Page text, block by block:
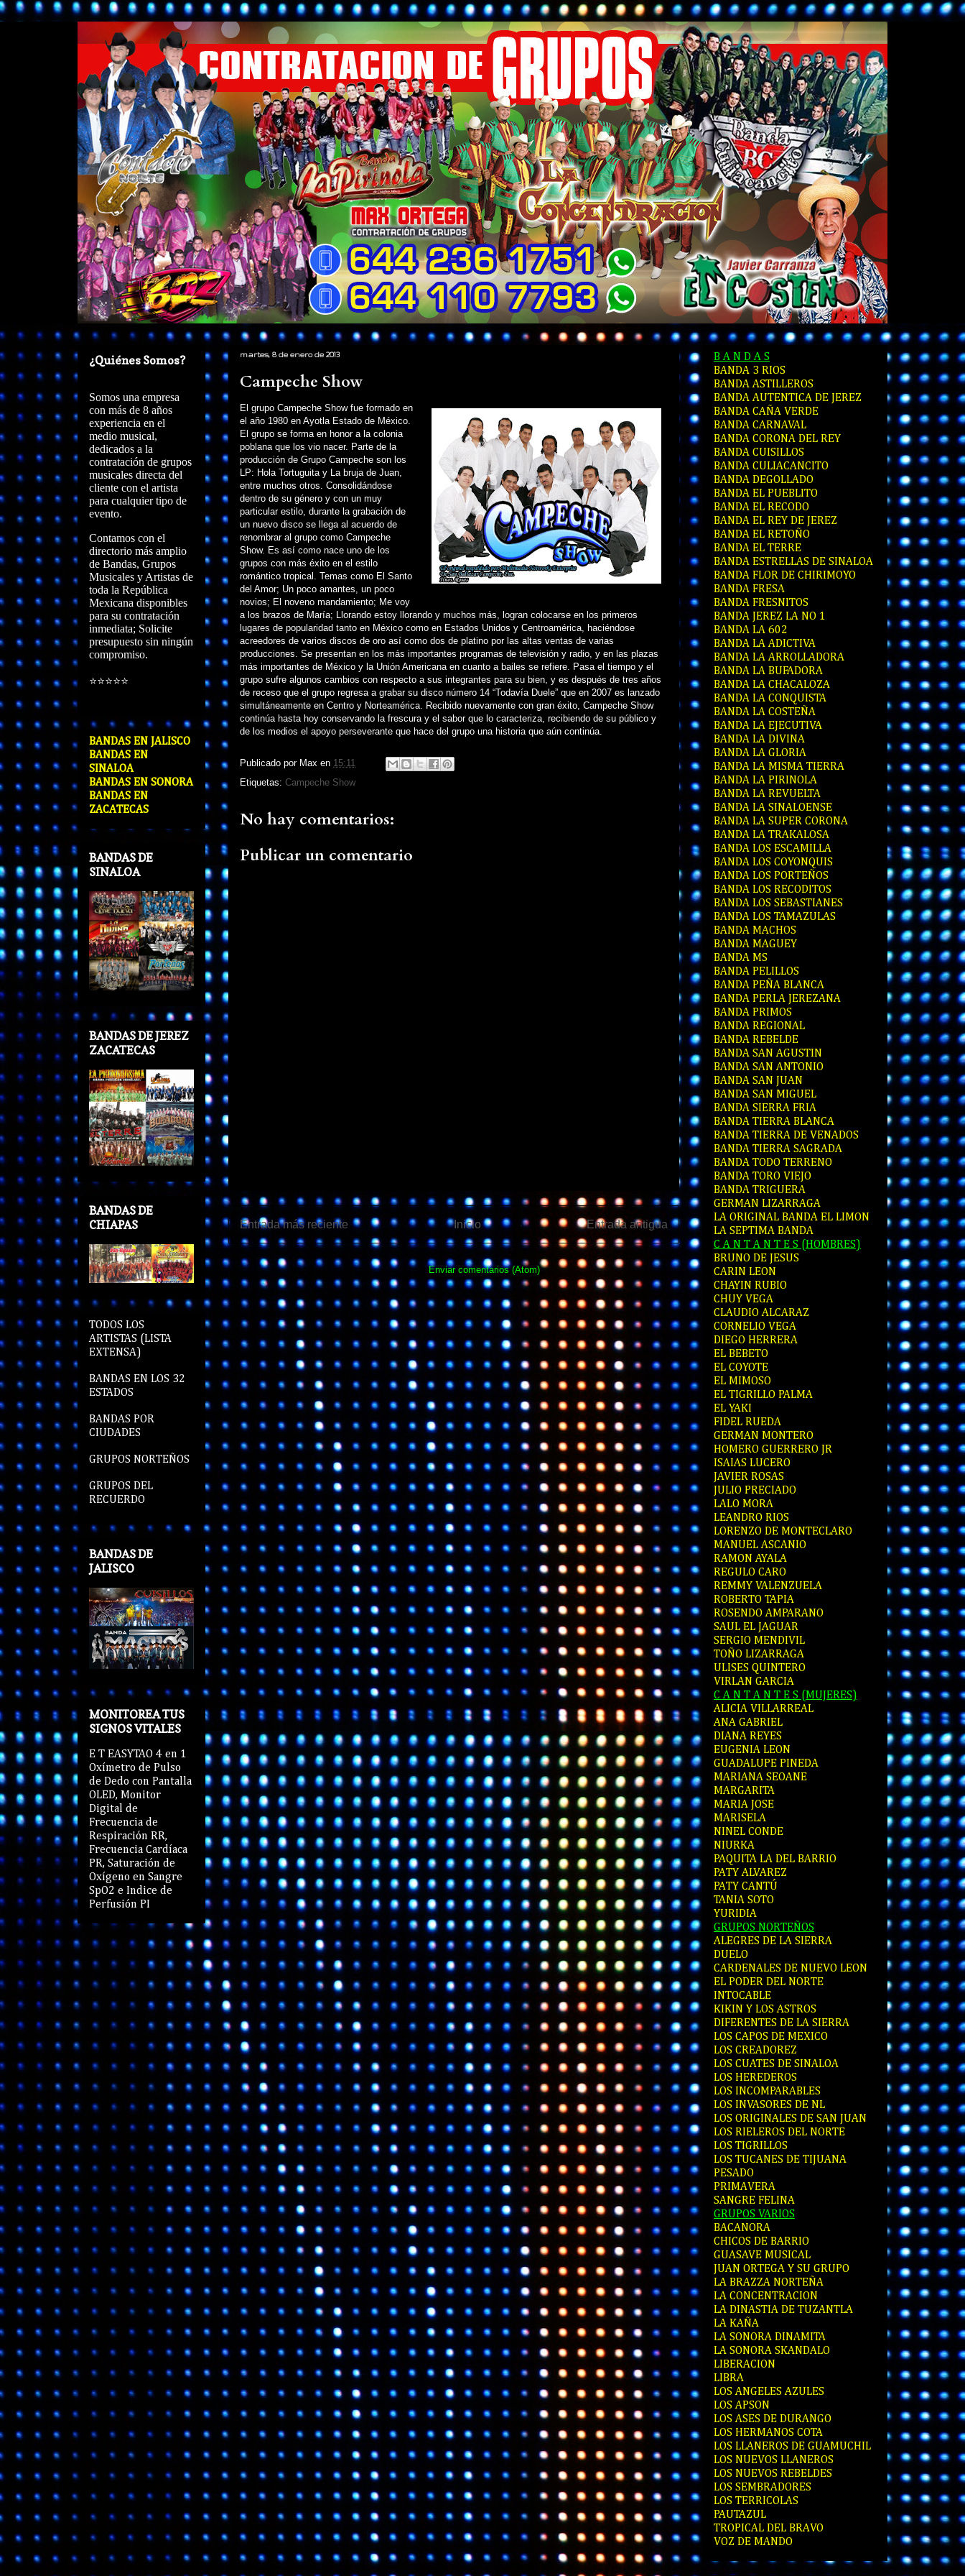
martes, 8 de enero de 2013
Campeche Show
El grupo Campeche Show fue formado en
el año 1980 en Ayotla Estado de México.
El grupo se forma en honor a la colonia
poblana que los vio nacer. Parte de la
producción de Grupo Campeche son los
LP: Hola Tortuguita y La bruja de Juan,
entre muchos otros. Consolidándose
dentro de su género y con un muy
particular estilo, durante la grabación de
un nuevo disco se llega al acuerdo de
renombrar al grupo como Campeche
Show. Es así como nace uno de los
grupos con más éxito en el estilo
romántico tropical. Temas como El Santo
del Amor; Un poco amantes, un poco
novios; El noveno mandamiento; Me voy
a los brazos de María; Llorando estoy llorando y muchos más, logran colocarse en los primeros
lugares de popularidad tanto en México como en Estados Unidos y Centroamérica, haciéndose
acreedores de varios discos de oro así como dos de platino por las altas ventas de varias
producciones. Se presentan en los más importantes programas de televisión y radio, y en las plazas
más importantes de México y la Unión Americana en cuanto a bailes se refiere. Pasa el tiempo y el
grupo sufre algunos cambios con respecto a sus integrantes para su bien, y es después de tres años
de receso que el grupo regresa a grabar su disco número 14 “Todavía Duele” que en 2007 es lanzado
simultáneamente en Centro y Norteamérica. Recibido nuevamente con gran éxito, Campeche Show
continúa hasta hoy conservando la frescura y el sabor que lo caracteriza, recibiendo de su público y
de los medios el apoyo perseverante que hace del grupo una historia que aún continúa.
Publicado por Max en 15:11
Etiquetas: Campeche Show
No hay comentarios:
Publicar un comentario
Entrada más reciente Entrada antigua
Inicio
Suscribirse a:Enviar comentarios (Atom)
¿Quiénes Somos?
Somos una empresa
con más de 8 años
experiencia en el
medio musical,
dedicados a la
contratación de grupos
musicales directa del
cliente con el artista
para cualquier tipo de
evento.
Contamos con el
directorio más amplio
de Bandas, Grupos
Musicales y Artistas de
toda la República
Mexicana disponibles
para su contratación
inmediata; Solicite
presupuesto sin ningún
compromiso.
⭐⭐⭐⭐⭐
BANDAS EN JALISCO
BANDAS EN
SINALOA
BANDAS EN SONORA
BANDAS EN
ZACATECAS
BANDAS DE
SINALOA
BANDAS DE JEREZ
ZACATECAS
BANDAS DE
CHIAPAS
TODOS LOS
ARTISTAS (LISTA
EXTENSA)
BANDAS EN LOS 32
ESTADOS
BANDAS POR
CIUDADES
GRUPOS NORTEÑOS
GRUPOS DEL
RECUERDO
BANDAS DE
JALISCO
MONITOREA TUS
SIGNOS VITALES
E T EASYTAO 4 en 1
Oxímetro de Pulso
de Dedo con Pantalla
OLED, Monitor
Digital de
Frecuencia de
Respiración RR,
Frecuencia Cardíaca
PR, Saturación de
Oxígeno en Sangre
SpO2 e Indice de
Perfusión PI
B A N D A S
BANDA 3 RIOS
BANDA ASTILLEROS
BANDA AUTENTICA DE JEREZ
BANDA CAÑA VERDE
BANDA CARNAVAL
BANDA CORONA DEL REY
BANDA CUISILLOS
BANDA CULIACANCITO
BANDA DEGOLLADO
BANDA EL PUEBLITO
BANDA EL RECODO
BANDA EL REY DE JEREZ
BANDA EL RETOÑO
BANDA EL TERRE
BANDA ESTRELLAS DE SINALOA
BANDA FLOR DE CHIRIMOYO
BANDA FRESA
BANDA FRESNITOS
BANDA JEREZ LA NO 1
BANDA LA 602
BANDA LA ADICTIVA
BANDA LA ARROLLADORA
BANDA LA BUFADORA
BANDA LA CHACALOZA
BANDA LA CONQUISTA
BANDA LA COSTEÑA
BANDA LA EJECUTIVA
BANDA LA DIVINA
BANDA LA GLORIA
BANDA LA MISMA TIERRA
BANDA LA PIRINOLA
BANDA LA REVUELTA
BANDA LA SINALOENSE
BANDA LA SUPER CORONA
BANDA LA TRAKALOSA
BANDA LOS ESCAMILLA
BANDA LOS COYONQUIS
BANDA LOS PORTEÑOS
BANDA LOS RECODITOS
BANDA LOS SEBASTIANES
BANDA LOS TAMAZULAS
BANDA MACHOS
BANDA MAGUEY
BANDA MS
BANDA PELILLOS
BANDA PEÑA BLANCA
BANDA PERLA JEREZANA
BANDA PRIMOS
BANDA REGIONAL
BANDA REBELDE
BANDA SAN AGUSTIN
BANDA SAN ANTONIO
BANDA SAN JUAN
BANDA SAN MIGUEL
BANDA SIERRA FRIA
BANDA TIERRA BLANCA
BANDA TIERRA DE VENADOS
BANDA TIERRA SAGRADA
BANDA TODO TERRENO
BANDA TORO VIEJO
BANDA TRIGUERA
GERMAN LIZARRAGA
LA ORIGINAL BANDA EL LIMON
LA SEPTIMA BANDA
C A N T A N T E S (HOMBRES)
BRUNO DE JESUS
CARIN LEON
CHAYIN RUBIO
CHUY VEGA
CLAUDIO ALCARAZ
CORNELIO VEGA
DIEGO HERRERA
EL BEBETO
EL COYOTE
EL MIMOSO
EL TIGRILLO PALMA
EL YAKI
FIDEL RUEDA
GERMAN MONTERO
HOMERO GUERRERO JR
ISAIAS LUCERO
JAVIER ROSAS
JULIO PRECIADO
LALO MORA
LEANDRO RIOS
LORENZO DE MONTECLARO
MANUEL ASCANIO
RAMON AYALA
REGULO CARO
REMMY VALENZUELA
ROBERTO TAPIA
ROSENDO AMPARANO
SAUL EL JAGUAR
SERGIO MENDIVIL
TOÑO LIZARRAGA
ULISES QUINTERO
VIRLAN GARCIA
C A N T A N T E S (MUJERES)
ALICIA VILLARREAL
ANA GABRIEL
DIANA REYES
EUGENIA LEON
GUADALUPE PINEDA
MARIANA SEOANE
MARGARITA
MARIA JOSE
MARISELA
NINEL CONDE
NIURKA
PAQUITA LA DEL BARRIO
PATY ALVAREZ
PATY CANTÚ
TANIA SOTO
YURIDIA
GRUPOS NORTEÑOS
ALEGRES DE LA SIERRA
DUELO
CARDENALES DE NUEVO LEON
EL PODER DEL NORTE
INTOCABLE
KIKIN Y LOS ASTROS
DIFERENTES DE LA SIERRA
LOS CAPOS DE MEXICO
LOS CREADOREZ
LOS CUATES DE SINALOA
LOS HEREDEROS
LOS INCOMPARABLES
LOS INVASORES DE NL
LOS ORIGINALES DE SAN JUAN
LOS RIELEROS DEL NORTE
LOS TIGRILLOS
LOS TUCANES DE TIJUANA
PESADO
PRIMAVERA
SANGRE FELINA
GRUPOS VARIOS
BACANORA
CHICOS DE BARRIO
GUASAVE MUSICAL
JUAN ORTEGA Y SU GRUPO
LA BRAZZA NORTEÑA
LA CONCENTRACION
LA DINASTIA DE TUZANTLA
LA KAÑA
LA SONORA DINAMITA
LA SONORA SKANDALO
LIBERACION
LIBRA
LOS ANGELES AZULES
LOS APSON
LOS ASES DE DURANGO
LOS HERMANOS COTA
LOS LLANEROS DE GUAMUCHIL
LOS NUEVOS LLANEROS
LOS NUEVOS REBELDES
LOS SEMBRADORES
LOS TERRICOLAS
PAUTAZUL
TROPICAL DEL BRAVO
VOZ DE MANDO